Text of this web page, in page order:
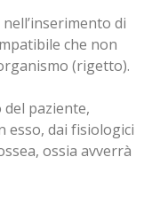
di
che non
(rigetto).
del paziente,
esso, dai fisiologici
ossia avverrà